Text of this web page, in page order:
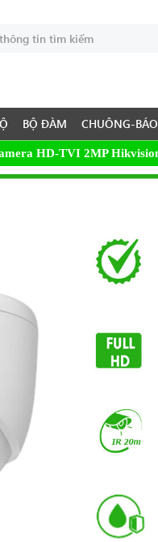
BỘ ĐÀM CHUÔNG-
HD-TVI 2MP